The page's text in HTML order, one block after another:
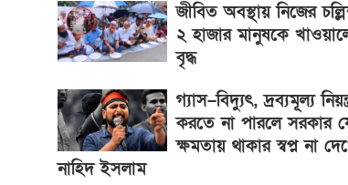
জীবিত অবস্থায় নিজের
২ হাজার মানুষকে
বৃদ্ধ
গ্যাস–বিদ্যুৎ, দ্রব্যমূল্য
করতে না পারলে সরকার
ক্ষমতায় থাকার স্বপ্ন না
নাহিদ ইসলাম